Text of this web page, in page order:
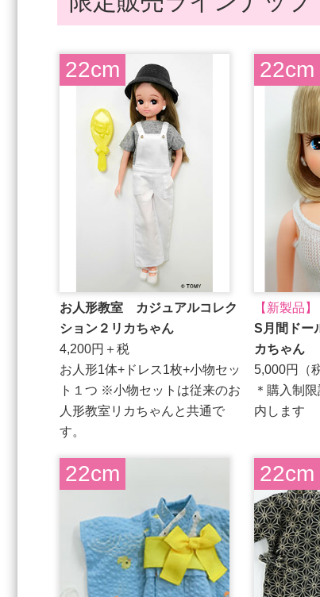
22cm
お人形教室 カジュアルコレク
ション２リカちゃん
4,200円＋税
お人形1体+ドレス1枚+小物セッ
ト１つ ※小物セットは従来のお
人形教室リカちゃんと共通で
す。
22cm
【新製品】
S月間ドー
カちゃん
5,000円（
＊購入制
内します
22cm 22cm